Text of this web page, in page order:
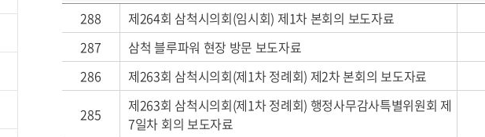
288
제264회 삼척시의회(임시회) 제1차 본회의 보도자료
287
삼척 블루파워 현장 방문 보도자료
286
제263회 삼척시의회(제1차 정례회) 제2차 본회의 보도자료
285
제263회 삼척시의회(제1차 정례회) 행정사무감사특별위원회 제
7일차 회의 보도자료